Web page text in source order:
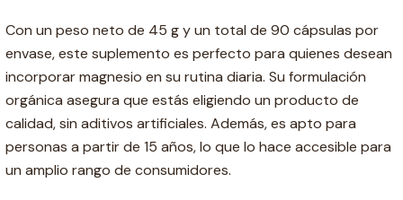
Con un peso neto de 45 g y un total de 90 cápsulas por
envase, este suplemento es perfecto para quienes desean
incorporar magnesio en su rutina diaria. Su formulación
orgánica asegura que estás eligiendo un producto de
calidad, sin aditivos artificiales. Además, es apto para
personas a partir de 15 años, lo que lo hace accesible para
un amplio rango de consumidores.